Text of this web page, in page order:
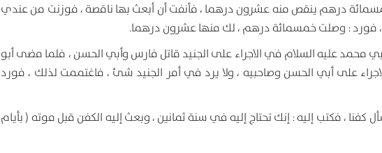
درهم ينقص منه عشرون درهما ، فأنفت أن أبعث بها ناقصة ، فوزنت من عندي
فورد : وصلت خمسمائة درهم ، لك منها عشرون درهما.
محمد عليه السلام في الاجراء على الجنيد قاتل فارس وأبي الحسن ، فلما مضى أبو
على أبي الحسن وصاحبيه ، ولا يرد في أمر الجنيد شئ ، فاغتممت لذلك ، فورد
، فكتب إليه : إنك تحتاج إليه في سنة ثمانين ، وبعث إليه الكفن قبل موته ( بأيام